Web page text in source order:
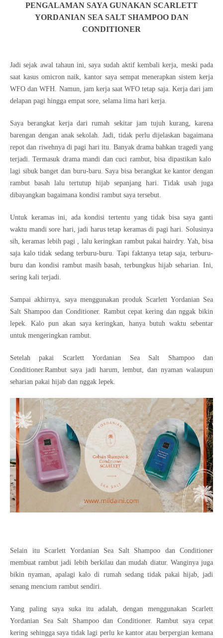
PENGALAMAN SAYA GUNAKAN SCARLETT
YORDANIAN SEA SALT SHAMPOO DAN
CONDITIONER
Jadi sejak awal tahaun ini, saya sudah aktif kembali kerja, meski pada
saat kasus omicron naik, kantor saya sempat menerapkan sistem kerja
WFO dan WFH. Namun, jam kerja saat WFO tetap saja. Kerja dari jam
delapan pagi hingga empat sore, selama lima hari kerja.
Saya berangkat kerja dari rumah sekitar jam tujuh kurang, karena
barengan dengan anak sekolah. Jadi, tidak perlu dijelaskan bagaimana
repot dan riwehnya di pagi hari itu. Banyak drama bahkan tragedi yang
terjadi. Termasuk drama mandi dan cuci rambut, bisa dipastikan kalo
lagi sibuk banget dan buru-baru. Saya bisa berangkat ke kantor dengan
rambut basah lalu tertutup hijab sepanjang hari. Tidak usah juga
dibayangkan bagaimana kondisi rambut saya tersebut.
Untuk keramas ini, ada kondisi tertentu yang tidak bisa saya ganti
waktu mandi sore hari, jadi harus tetap keramas di pagi hari. Solusinya
sih, keramas lebih pagi , lalu keringkan rambut pakai hairdry. Yah, bisa
saja kalo tidak sedang terburu-buru. Tapi faktanya tetap saja, terburu-
buru dan kondisi rambut masih basah, terbungkus hijab seharian. Ini,
sering kali terjadi.
Sampai akhirnya, saya menggunakan produk Scarlett Yordanian Sea
Salt Shampoo dan Conditioner. Rambut cepat kering dan nggak bikin
lepek. Kalo pun akan saya keringkan, hanya butuh waktu sebentar
untuk mengeringkan rambut.
Setelah pakai Scarlett Yordanian Sea Salt Shampoo dan
Conditioner.Rambut saya jadi harum, lembut, dan nyaman walaupun
seharian pakai hijab dan nggak lepek.
Selain itu Scarlett Yordanian Sea Salt Shampoo dan Conditioner
membuat rambut jadi lebih berkilau dan mudah diatur. Wanginya juga
bikin nyaman, apalagi kalo di rumah sedang tidak pakai hijab, jadi
senang mencium rambut sendiri.
Yang paling saya suka itu adalah, dengan menggunakan Scarlett
Yordanian Sea Salt Shampoo dan Conditioner. Rambut saya cepat
kering sehingga saya tidak lagi perlu ke kantor atau berpergian kemana